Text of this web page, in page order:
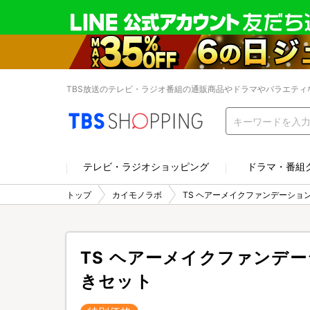
TBS放送のテレビ・ラジオ番組の通販商品やドラマやバラエテ
テレビ・ラジオショッピング ドラマ・番組
トップ カイモノラボ TS ヘアーメイクファンデーショ
TS ヘアーメイクファンデ
きセット